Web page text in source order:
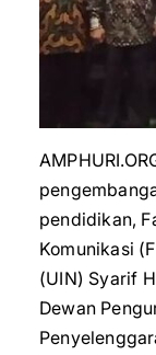
pendidikan,
Komunikasi
(UIN) Syarif
Dewan